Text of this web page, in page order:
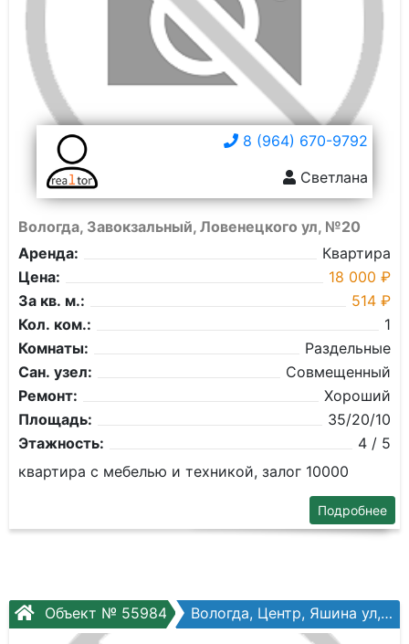
8 (964) 670-9792
Светлана
Вологда, Завокзальный, Ловенецкого ул, №20
Аренда:
Квартира
Цена:
18 000 ₽
За кв. м.:
514 ₽
Кол. ком.:
1
Комнаты:
Раздельные
Сан. узел:
Совмещенный
Ремонт:
Хороший
Площадь:
35/20/10
Этажность:
4 / 5
квартира с мебелью и техникой, залог 10000
Подробнее
Объект № 55984 Вологда, Центр, Яшина ул, №15